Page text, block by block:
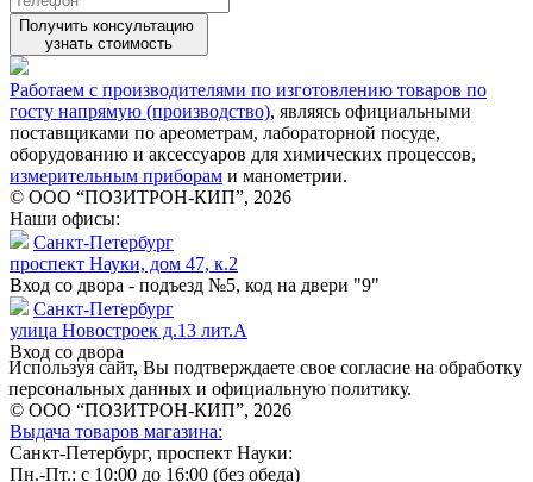
Получить консультацию
узнать стоимость
Работаем с производителями по изготовлению товаров по
госту напрямую (производство), являясь официальными
поставщиками по ареометрам, лабораторной посуде,
оборудованию и аксессуаров для химических процессов,
измерительным приборам и манометрии.
© ООО “ПОЗИТРОН-КИП”, 2026
Наши офисы:
Санкт-Петербург
проспект Науки, дом 47, к.2
Вход со двора - подъезд №5, код на двери "9"
Санкт-Петербург
улица Новостроек д.13 лит.А
Вход со двора
Используя сайт, Вы подтверждаете свое согласие на обработку
персональных данных и официальную политику.
© ООО “ПОЗИТРОН-КИП”, 2026
Выдача товаров магазина:
Санкт-Петербург, проспект Науки:
Пн.-Пт.: с 10:00 до 16:00 (без обеда)